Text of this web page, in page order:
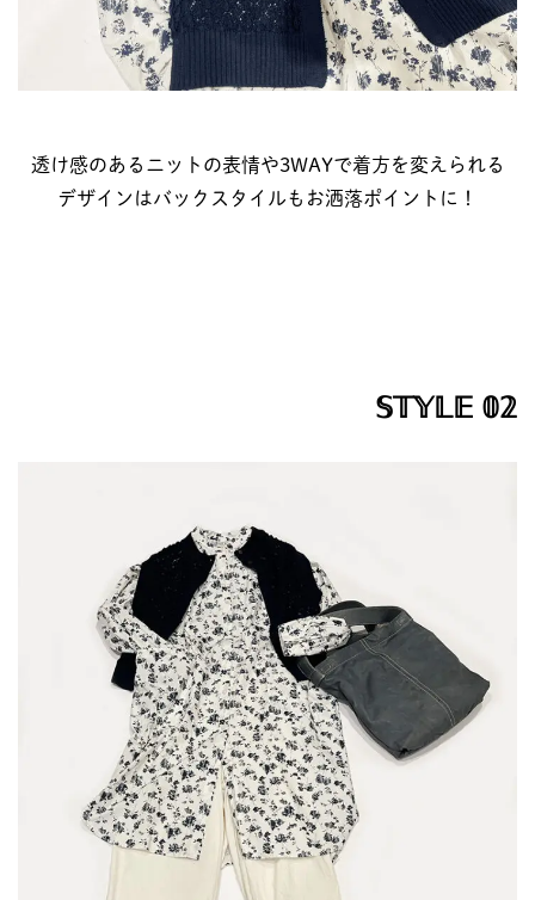
透け感のあるニットの表情や3WAYで着方を変えられる
デザインはバックスタイルもお洒落ポイントに！
𝕊𝕋𝕐𝕃𝔼 𝟘𝟚